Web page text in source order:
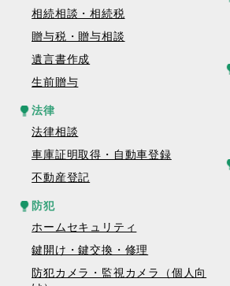
相続相談・相続税
贈与税・贈与相談
遺言書作成
生前贈与
法律
法律相談
車庫証明取得・自動車登録
不動産登記
防犯
ホームセキュリティ
鍵開け・鍵交換・修理
防犯カメラ・監視カメラ（個人向